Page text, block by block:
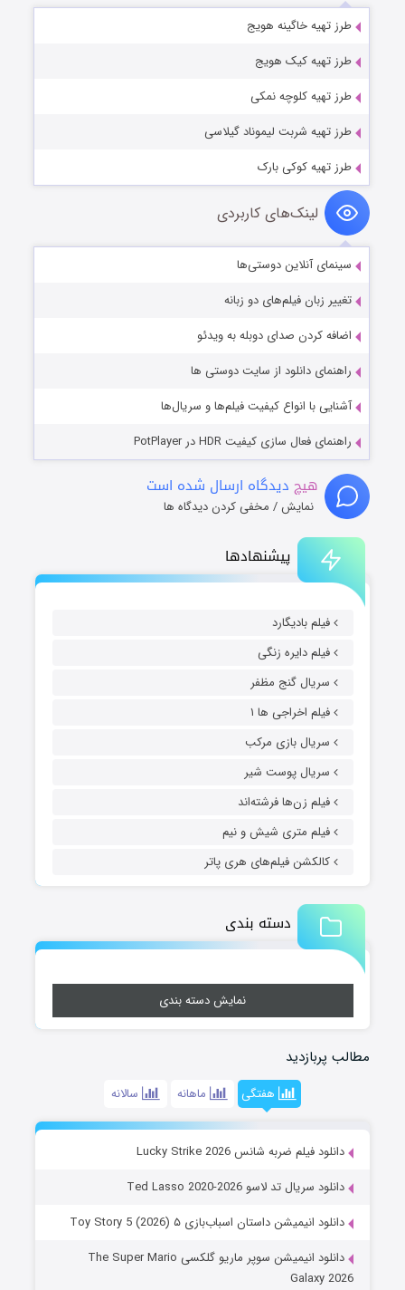
پیشنهادها
فیلم بادیگارد
فیلم دایره زنگی
سریال گنج مظفر
فیلم اخراجی ها ۱
سریال بازی مرکب
سریال پوست شیر
فیلم زن‌ها فرشته‌اند
فیلم متری شیش و نیم
کالکشن فیلم‌های هری پاتر
دسته بندی
نمایش دسته بندی
مطالب پربازدید
هفتگی ماهانه سالانه
دانلود فیلم ضربه شانس Lucky Strike 2026
دانلود سریال تد لاسو Ted Lasso 2020-2026
دانلود انیمیشن داستان اسباب‌بازی ۵ Toy Story 5 (2026)
دانلود انیمیشن سوپر ماریو گلکسی The Super Mario
Galaxy 2026
طرز تهیه خاگینه هویج
طرز تهیه کیک هویج
طرز تهیه کلوچه نمکی
طرز تهیه شربت لیموناد گیلاسی
طرز تهیه کوکی بارک
لینک‌های کاربردی
سینمای آنلاین دوستی‌ها
تغییر زبان فیلم‌های دو زبانه
اضافه کردن صدای دوبله به ویدئو
راهنمای دانلود از سایت دوستی ها
آشنایی با انواع کیفیت فیلم‌ها و سریال‌ها
راهنمای فعال سازی کیفیت HDR در PotPlayer
هیچ دیدگاه ارسال شده است
نمایش / مخفی کردن دیدگاه ها